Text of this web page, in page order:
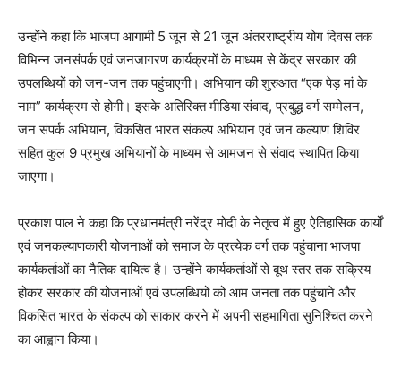
उन्होंने कहा कि भाजपा आगामी 5 जून से 21 जून अंतरराष्ट्रीय योग दिवस तक
विभिन्न जनसंपर्क एवं जनजागरण कार्यक्रमों के माध्यम से केंद्र सरकार की
उपलब्धियों को जन-जन तक पहुंचाएगी। अभियान की शुरुआत “एक पेड़ मां के
नाम” कार्यक्रम से होगी। इसके अतिरिक्त मीडिया संवाद, प्रबुद्ध वर्ग सम्मेलन,
जन संपर्क अभियान, विकसित भारत संकल्प अभियान एवं जन कल्याण शिविर
सहित कुल 9 प्रमुख अभियानों के माध्यम से आमजन से संवाद स्थापित किया
जाएगा।
प्रकाश पाल ने कहा कि प्रधानमंत्री नरेंद्र मोदी के नेतृत्व में हुए ऐतिहासिक कार्यों
एवं जनकल्याणकारी योजनाओं को समाज के प्रत्येक वर्ग तक पहुंचाना भाजपा
कार्यकर्ताओं का नैतिक दायित्व है। उन्होंने कार्यकर्ताओं से बूथ स्तर तक सक्रिय
होकर सरकार की योजनाओं एवं उपलब्धियों को आम जनता तक पहुंचाने और
विकसित भारत के संकल्प को साकार करने में अपनी सहभागिता सुनिश्चित करने
का आह्वान किया।